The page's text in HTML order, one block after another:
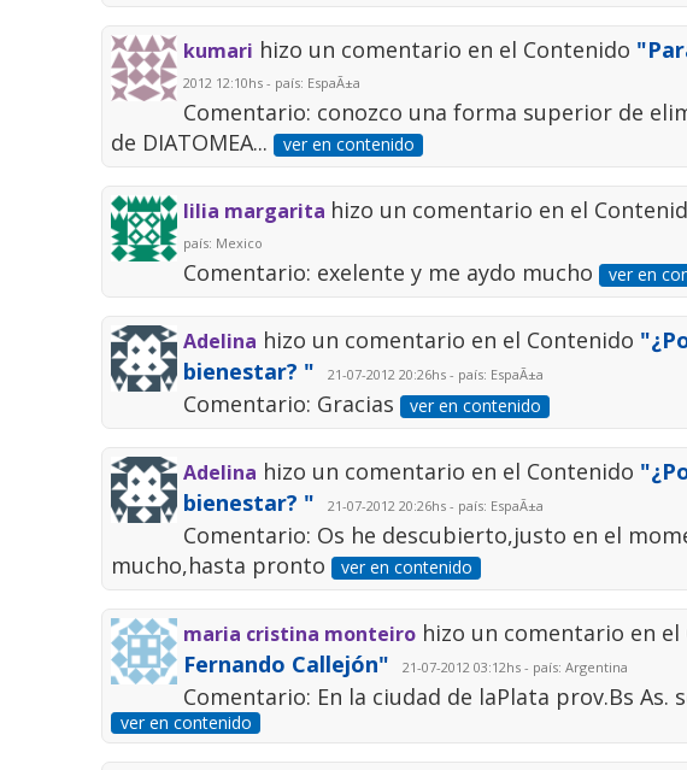
kumari hizo un comentario en el Contenido
2012 12:10hs - país: EspaÃ±a
Comentario: conozco una forma superior de
de DIATOMEA... ver en contenido
lilia margarita hizo un comentario en el
país: Mexico
Comentario: exelente y me aydo mucho ver en
Adelina hizo un comentario en el Contenido
bienestar? "
21-07-2012 20:26hs - país: EspaÃ±a
Comentario: Gracias ver en contenido
Adelina hizo un comentario en el Contenido
bienestar? "
21-07-2012 20:26hs - país: EspaÃ±a
Comentario: Os he descubierto,justo en el
mucho,hasta pronto ver en contenido
maria cristina monteiro hizo un comentario en el
Fernando Callejón"
21-07-2012 03:12hs - país: Argentina
Comentario: En la ciudad de laPlata prov.Bs
ver en contenido